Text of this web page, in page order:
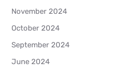
November 2024
October 2024
September 2024
June 2024